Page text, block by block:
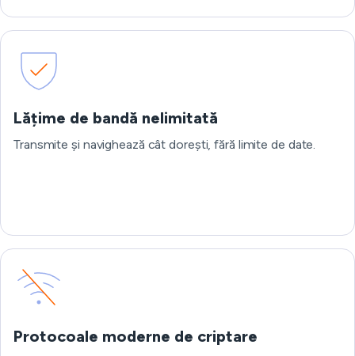
Lățime de bandă nelimitată
Transmite și navighează cât dorești, fără limite de date.
Protocoale moderne de criptare